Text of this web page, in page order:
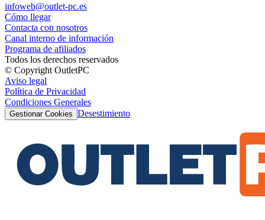
infoweb@outlet-pc.es
Cómo llegar
Contacta con nosotros
Canal interno de información
Programa de afiliados
Todos los derechos reservados
© Copyright OutletPC
Aviso legal
Política de Privacidad
Condiciones Generales
Gestionar Cookies Desestimiento